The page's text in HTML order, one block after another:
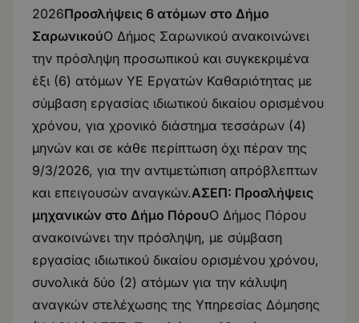
2026Προσλήψεις 6 ατόμων στο Δήμο
ΣαρωνικούΟ Δήμος Σαρωνικού ανακοινώνει
την πρόσληψη προσωπικού και συγκεκριμένα
έξι (6) ατόμων ΥΕ Εργατών Καθαριότητας με
σύμβαση εργασίας ιδιωτικού δικαίου ορισμένου
χρόνου, για χρονικό διάστημα τεσσάρων (4)
μηνών και σε κάθε περίπτωση όχι πέραν της
9/3/2026, για την αντιμετώπιση απρόβλεπτων
και επειγουσών αναγκών.ΑΣΕΠ: Προσλήψεις
μηχανικών στο Δήμο ΠόρουΟ Δήμος Πόρου
ανακοινώνει την πρόσληψη, με σύμβαση
εργασίας ιδιωτικού δικαίου ορισμένου χρόνου,
συνολικά δύο (2) ατόμων για την κάλυψη
αναγκών στελέχωσης της Υπηρεσίας Δόμησης